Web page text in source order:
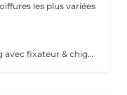
les plus variées
Essai + Jour J + Shampooing + Brushing avec fixateur & chignon